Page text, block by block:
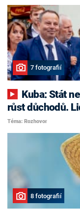
7 fotografií
růst důchodů.
Téma: Rozhovor
8 fotografií